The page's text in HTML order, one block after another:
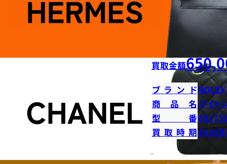
買取金額
ブランドROLEX
商品名デイト
型番
買取時期2026